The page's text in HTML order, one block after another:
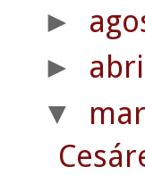
►
► abril
▼